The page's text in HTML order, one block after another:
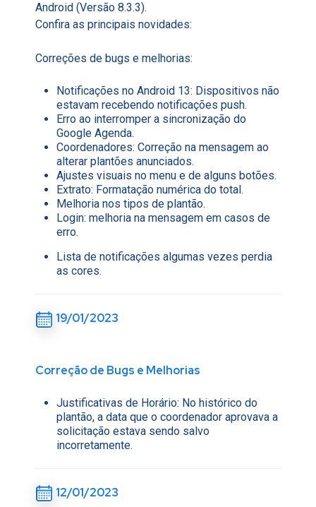
Android (Versão 8.3.3).
Confira as principais novidades:
Correções de bugs e melhorias:
Notificações no Android 13: Dispositivos não
estavam recebendo notificações push.
Erro ao interromper a sincronização do
Google Agenda.
Coordenadores: Correção na mensagem ao
alterar plantões anunciados.
Ajustes visuais no menu e de alguns botões.
Extrato: Formatação numérica do total.
Melhoria nos tipos de plantão.
Login: melhoria na mensagem em casos de
erro.
Lista de notificações algumas vezes perdia
as cores.
19/01/2023
Correção de Bugs e Melhorias
Justificativas de Horário: No histórico do
plantão, a data que o coordenador aprovava a
solicitação estava sendo salvo
incorretamente.
12/01/2023